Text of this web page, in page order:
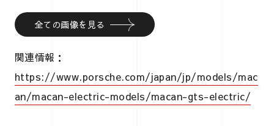
全ての画像を見る
関連情報：
https://www.porsche.com/japan/jp/models/mac
an/macan-electric-models/macan-gts-electric/